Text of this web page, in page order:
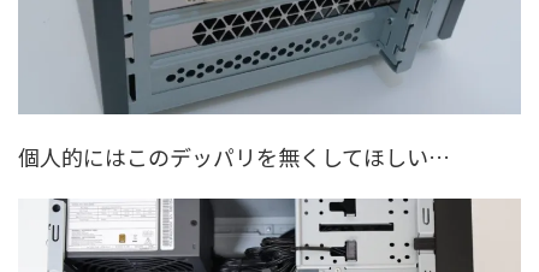
個人的にはこのデッパリを無くしてほしい…